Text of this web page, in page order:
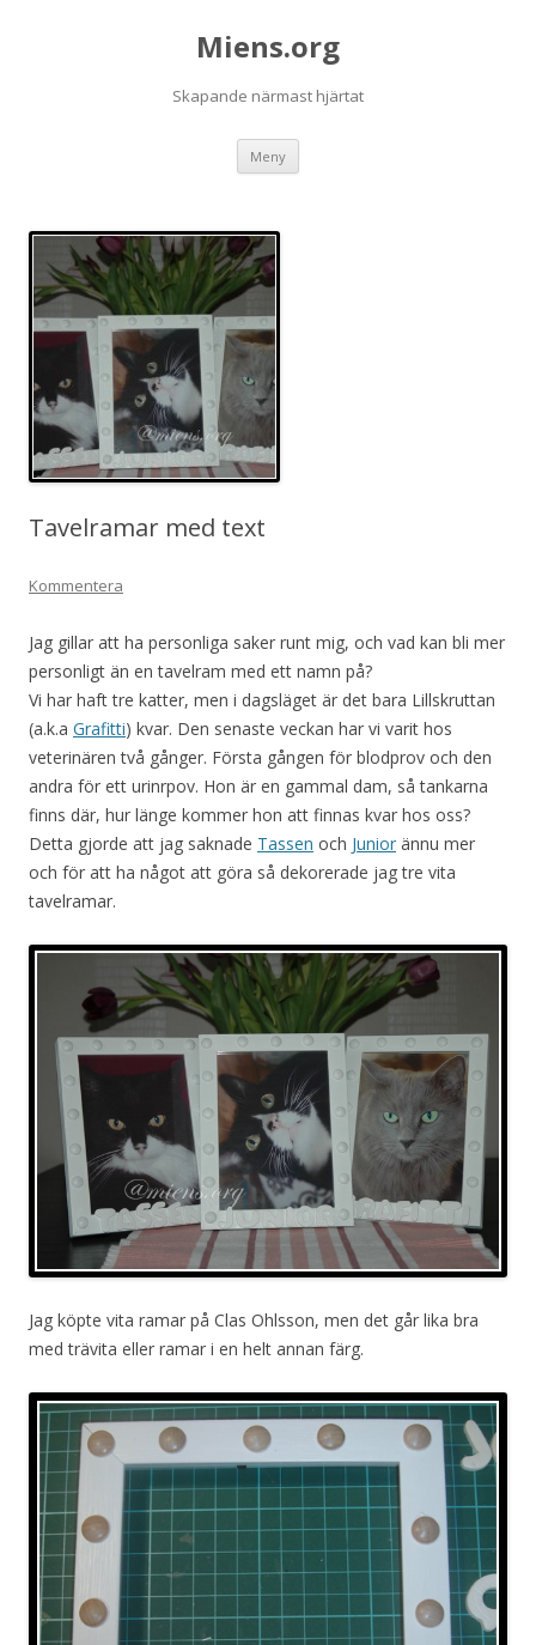
Miens.org
Skapande närmast hjärtat
Meny
Tavelramar med text
Kommentera
Jag gillar att ha personliga saker runt mig, och vad kan bli mer
personligt än en tavelram med ett namn på?
Vi har haft tre katter, men i dagsläget är det bara Lillskruttan
(a.k.a Grafitti) kvar. Den senaste veckan har vi varit hos
veterinären två gånger. Första gången för blodprov och den
andra för ett urinrpov. Hon är en gammal dam, så tankarna
finns där, hur länge kommer hon att finnas kvar hos oss?
Detta gjorde att jag saknade Tassen och Junior ännu mer
och för att ha något att göra så dekorerade jag tre vita
tavelramar.
Jag köpte vita ramar på Clas Ohlsson, men det går lika bra
med trävita eller ramar i en helt annan färg.